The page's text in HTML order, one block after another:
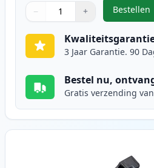
Gebruik de knoppen om aan te
− +
1
Bestellen
,
3 Jaar Garantie. 90
Bestel nu,
Gratis verzending